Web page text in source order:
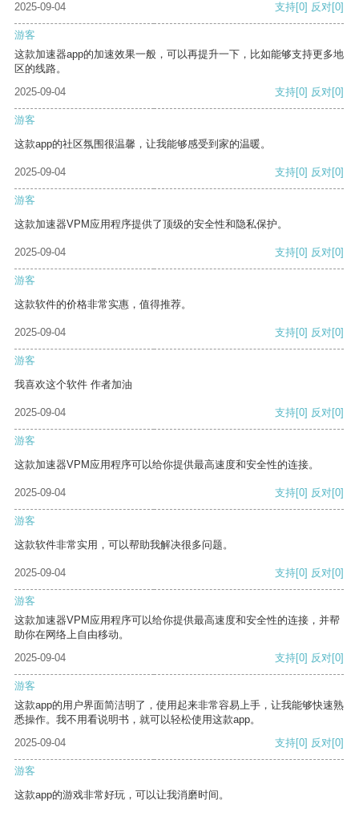
2025-09-04
支持[0] 反对[0]
游客
这款加速器app的加速效果一般，可以再提升一下，比如能够支持更多地
区的线路。
2025-09-04
支持[0] 反对[0]
游客
这款app的社区氛围很温馨，让我能够感受到家的温暖。
2025-09-04 支持[0] 反对[0]
游客
这款加速器VPM应用程序提供了顶级的安全性和隐私保护。
2025-09-04 支持[0] 反对[0]
游客
这款软件的价格非常实惠，值得推荐。
2025-09-04 支持[0] 反对[0]
游客
我喜欢这个软件 作者加油
2025-09-04 支持[0] 反对[0]
游客
这款加速器VPM应用程序可以给你提供最高速度和安全性的连接。
2025-09-04 支持[0] 反对[0]
游客
这款软件非常实用，可以帮助我解决很多问题。
2025-09-04 支持[0] 反对[0]
游客
这款加速器VPM应用程序可以给你提供最高速度和安全性的连接，并帮
助你在网络上自由移动。
2025-09-04
支持[0] 反对[0]
游客
这款app的用户界面简洁明了，使用起来非常容易上手，让我能够快速熟
悉操作。我不用看说明书，就可以轻松使用这款app。
2025-09-04
支持[0] 反对[0]
游客
这款app的游戏非常好玩，可以让我消磨时间。